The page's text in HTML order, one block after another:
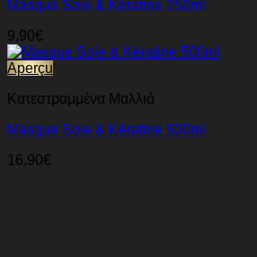
Masque Soie & Kératine 250ml
9,90€
Aperçu
Κατεστραμμένα Μαλλιά
Masque Soie & Kératine 500ml
16,90€